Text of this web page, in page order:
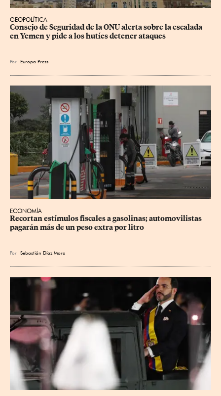
GEOPOLÍTICA
Consejo de Seguridad de la ONU alerta sobre la escalada
en Yemen y pide a los hutíes detener ataques
Por Europa Press
ECONOMÍA
Recortan estímulos fiscales a gasolinas; automovilistas
pagarán más de un peso extra por litro
Por Sebastián Díaz Mora